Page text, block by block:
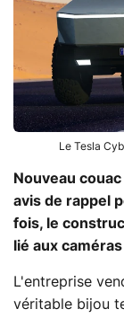
Le Tesla
Nouveau
avis de rappel
fois, le
lié aux
L'entreprise
véritable bijou